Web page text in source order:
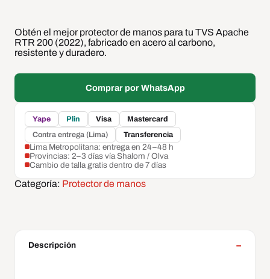
Obtén el mejor protector de manos para tu TVS Apache
RTR 200 (2022), fabricado en acero al carbono,
resistente y duradero.
Comprar por WhatsApp
Yape Plin Visa
Mastercard
Contra entrega (Lima)
Transferencia
Lima Metropolitana: entrega en 24–48 h
Provincias: 2–3 días vía Shalom / Olva
Cambio de talla gratis dentro de 7 días
Categoría: Protector de manos
Descripción